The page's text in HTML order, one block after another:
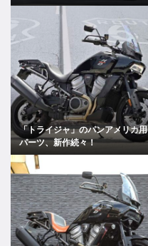
「トライジャ」のパンアメリカ用
パーツ、新作続々！